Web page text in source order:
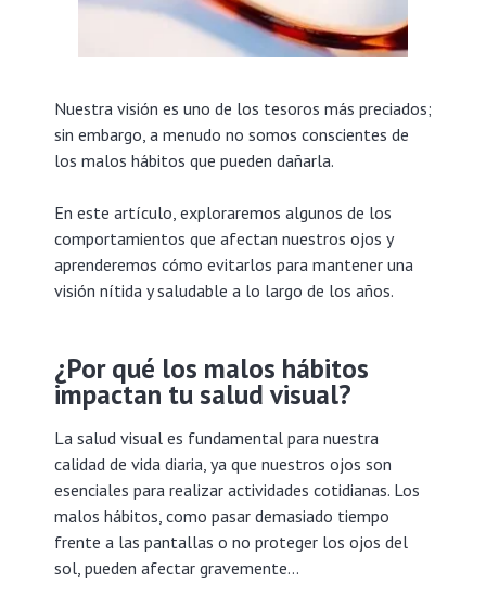
Nuestra visión es uno de los tesoros más preciados;
sin embargo, a menudo no somos conscientes de
los malos hábitos que pueden dañarla.
En este artículo, exploraremos algunos de los
comportamientos que afectan nuestros ojos y
aprenderemos cómo evitarlos para mantener una
visión nítida y saludable a lo largo de los años.
¿Por qué los malos hábitos
impactan tu salud visual?
La salud visual es fundamental para nuestra
calidad de vida diaria, ya que nuestros ojos son
esenciales para realizar actividades cotidianas. Los
malos hábitos, como pasar demasiado tiempo
frente a las pantallas o no proteger los ojos del
sol, pueden afectar gravemente…